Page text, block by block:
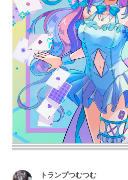
トランプつむつむ